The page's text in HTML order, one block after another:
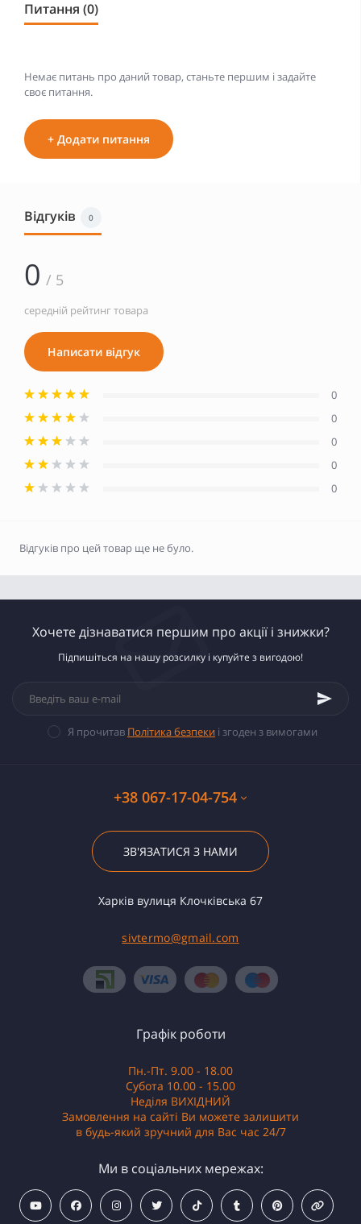
Питання (0)
Немає питань про даний товар, станьте першим і задайте
своє питання.
+ Додати питання
Відгуків 0
0 / 5
середній рейтинг товара
Написати відгук
0
0
0
0
0
Відгуків про цей товар ще не було.
Хочете дізнаватися першим про акції і знижки?
Підпишіться на нашу розсилку і купуйте з вигодою!
Я прочитав Політика безпеки і згоден з вимогами
+38 067-17-04-754
ЗВ'ЯЗАТИСЯ З НАМИ
Харків вулиця Клочківська 67
sivtermo@gmail.com
Графік роботи
Пн.-Пт. 9.00 - 18.00
Субота 10.00 - 15.00
Неділя ВИХІДНИЙ
Замовлення на сайті Ви можете залишити
в будь-який зручний для Вас час 24/7
Ми в соціальних мережах: